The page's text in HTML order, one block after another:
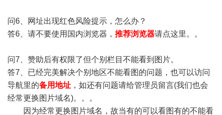
问6、网址出现红色风险提示，怎么办？
答6、请不要使用国内浏览器， 推荐浏览器请点这里。。
问7、赞助后有权限了但个别栏目不能看到图片。
答7、已经完美解决个别地区不能看图的问题，也可以访问
导航里的备用地址 ，如还有问题请给管理员留言(我们也会
经常更换图片域名)。。。
因为经常更换图片域名，故当有的可以看图有的不能看